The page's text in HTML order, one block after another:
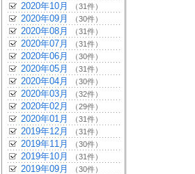
2020年10月 （31件）
2020年09月 （30件）
2020年08月 （31件）
2020年07月 （31件）
2020年06月 （30件）
2020年05月 （31件）
2020年04月 （30件）
2020年03月 （32件）
2020年02月 （29件）
2020年01月 （31件）
2019年12月 （31件）
2019年11月 （30件）
2019年10月 （31件）
2019年09月 （30件）